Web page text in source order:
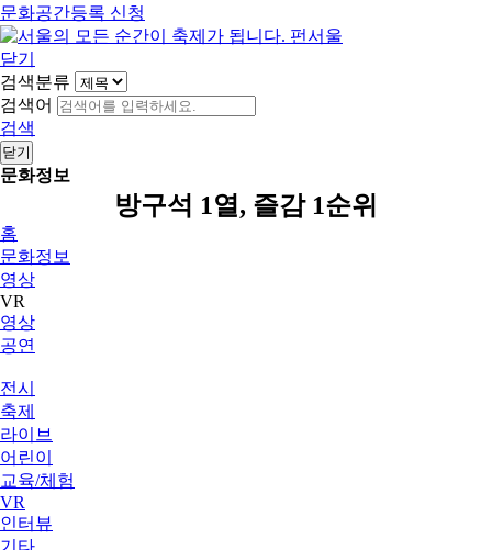
문화공간등록 신청
닫기
검색분류
검색어
검색
닫기
문화정보
방구석 1열, 즐감 1순위
홈
문화정보
영상
VR
영상
공연
전시
축제
라이브
어린이
교육/체험
VR
인터뷰
기타